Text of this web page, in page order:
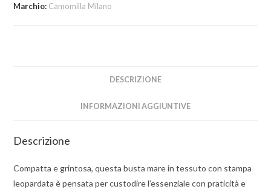
Marchio: Camomilla Milano
DESCRIZIONE
INFORMAZIONI AGGIUNTIVE
Descrizione
Compatta e grintosa, questa busta mare in tessuto con stampa
leopardata è pensata per custodire l’essenziale con praticità e